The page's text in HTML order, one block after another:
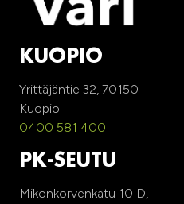
KUOPIO
Yrittäjäntie 32, 70150
Kuopio
0400 581 400
PK-SEUTU
Mikonkorvenkatu 10 D,